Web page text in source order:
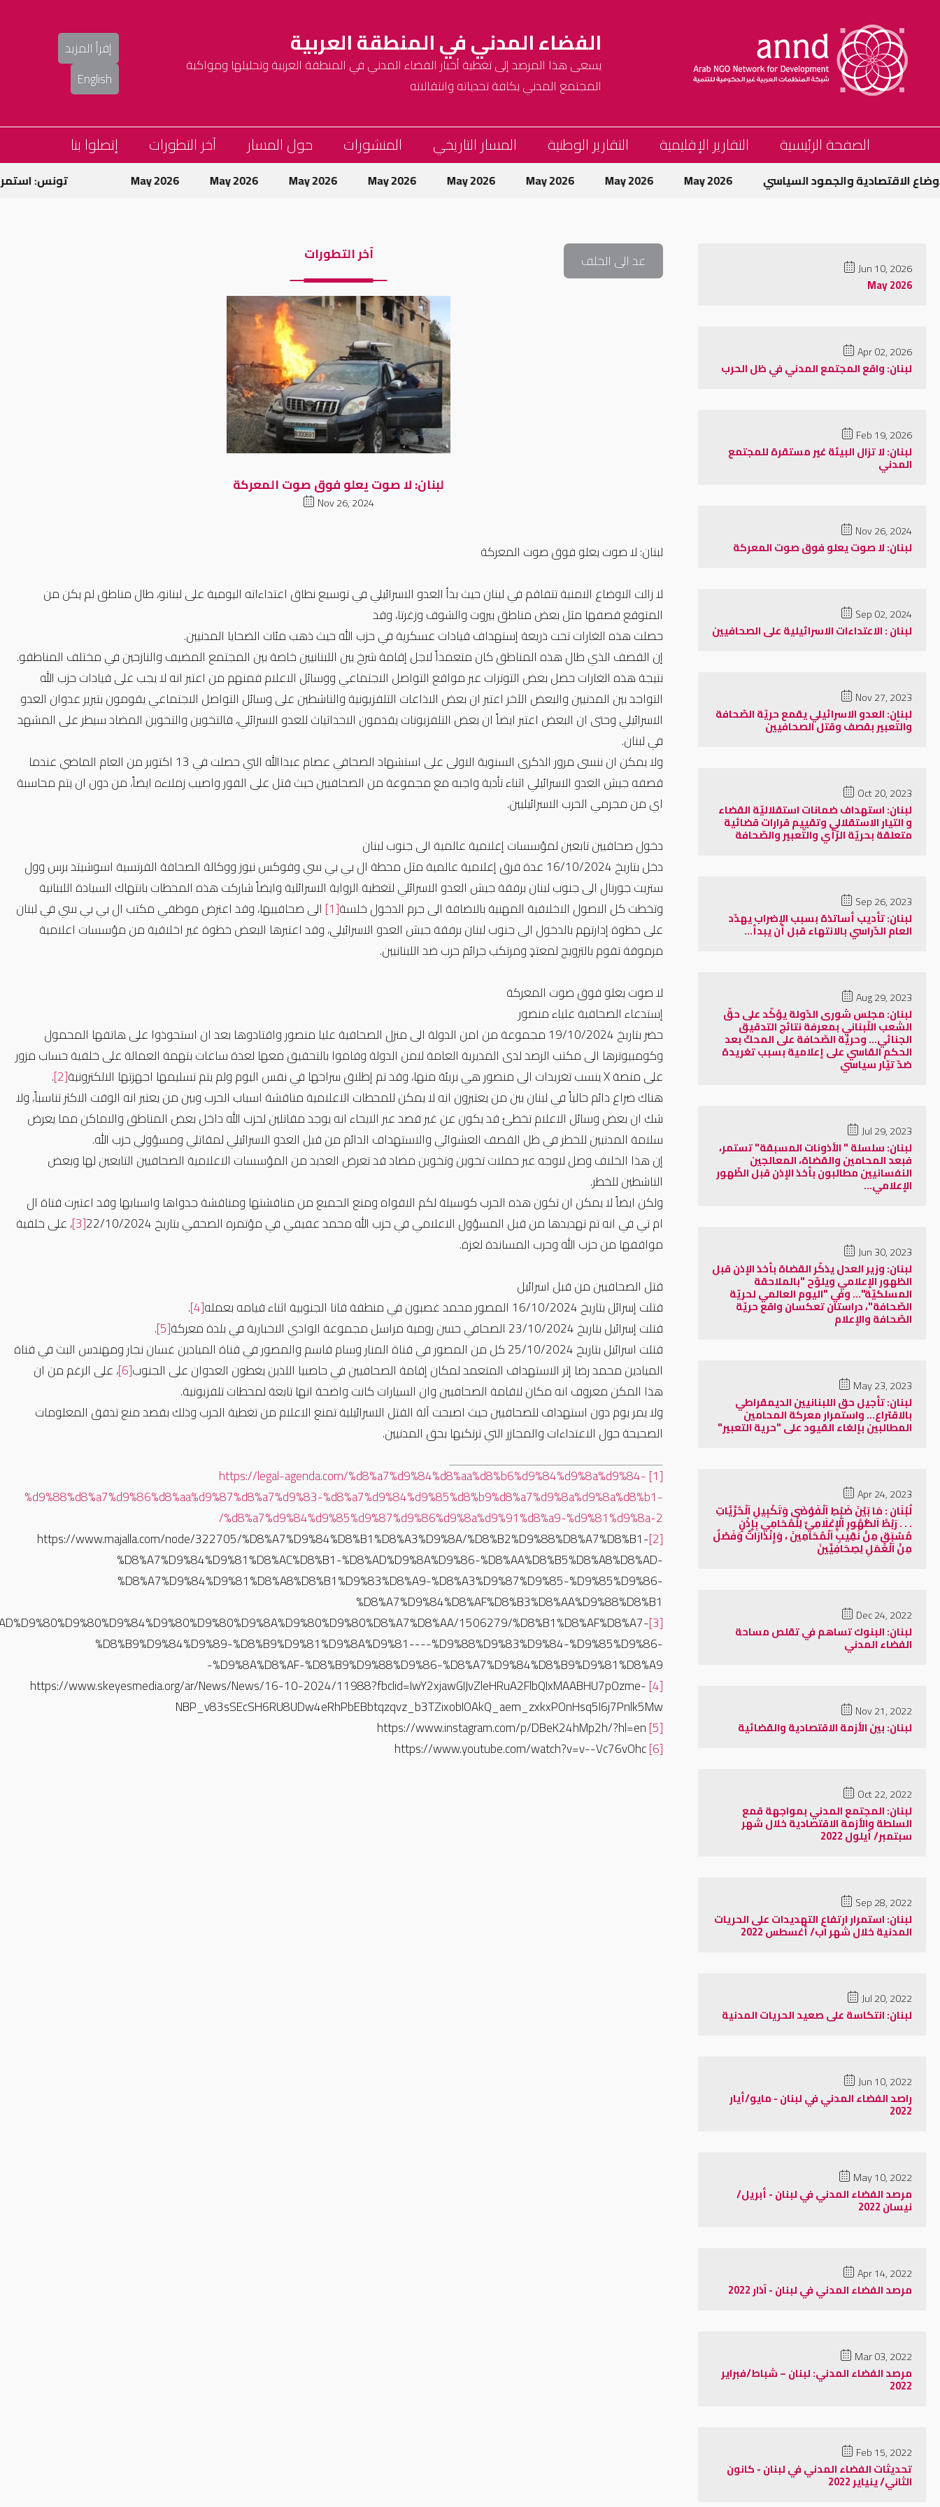
الفضاء المدني في المنطقة العربية
يسعى هذا المرصد إلى تغطية أخبار الفضاء المدني في المنطقة العربية وتحليلها ومواكبة
المجتمع المدني بكافة تحدياته وانتقالاته
إقرأ المزيد
English
الصفحة الرئيسية التقارير الإقليمية التقارير الوطنية المسار التاريخي المنشورات حول المسار آخر التطورات إتصلوا بنا
تونس: استمرار May 2026 May 2026 May 2026 May 2026 May 2026 May 2026 May 2026 May 2026 الاقتصادية والجمود السياسي
Jun 10, 2026
May 2026
Apr 02, 2026
لبنان: واقع المجتمع المدني في ظل الحرب
Feb 19, 2026
لبنان: لا تزال البيئة غير مستقرة للمجتمع
المدني
Nov 26, 2024
لبنان: لا صوت يعلو فوق صوت المعركة
Sep 02, 2024
لبنان : الاعتداءات الاسرائيلية على الصحافيين
Nov 27, 2023
لبنان: العدو الاسرائيلي يقمع حريّة الصّحافة
والتّعبير بقصف وقتل الصحافيين
Oct 20, 2023
لبنان: استهداف ضمانات استقلاليّة القضاء
و التيار الاستقلالي وتقييم قرارات قضائية
متعلقة بحريّة الرّأي والتّعبير والصّحافة
Sep 26, 2023
لبنان: تأديب أساتذة بسبب الإضراب يهدّد
العام الدّراسي بالانتهاء قبل أن يبدأ...
Aug 29, 2023
لبنان: مجلس شورى الدّولة يؤكّد على حقّ
الشعب اللّبناني بمعرفة نتائج التدقيق
الجنائي... وحريّة الصّحافة على المحكّ بعد
الحكم القاسي على إعلامية بسبب تغريدة
ضدّ تيّار سياسي
Jul 29, 2023
لبنان: سلسلة " الأذونات المسبقة" تستمر،
فبعد المحامين والقضاة، المعالجين
النفسانيين مطالبون بأخذ الإذن قبل الظّهور
الإعلامي...
Jun 30, 2023
لبنان: وزير العدل يذكّر القضاة بأخذ الإذن قبل
الظهور الإعلامي ويلوّح "بالملاحقة
المسلكيّة"... وفي "اليوم العالمي لحريّة
الصّحافة"، دراستان تعكسان واقع حريّة
الصّحافة والإعلام
May 23, 2023
لبنان: تأجيل حق اللبنانيين الديمقراطي
بالاقتراع… واستمرار معركة المحامين
المطالبين بإلغاء القيود على "حرية التعبير"
Apr 24, 2023
لُبْنَان : مَا بَيْنَ ضَبْطِ اَلْفَوْضَى وَتَكْبِيلِ اَلْحُرِّيَّاتِ
. . . رَبْطُ اَلظُّهُورِ اَلْإِعْلَامِيِّ لِلْمُحَامِي بِإِذْنٍ
مُسْبَقٍ مِنْ نَقِيبِ اَلْمُحَامِينَ ، وَإِنْذَارَاتٌ وَفَصْلٌ
مِنْ اَلْعَمَلِ لِصِحَافِيِّينَ
Dec 24, 2022
لبنان: البنوك تساهم في تقلص مساحة
الفضاء المدني
Nov 21, 2022
لبنان: بين الأزمة الاقتصادية والقضائية
Oct 22, 2022
لبنان: المجتمع المدني بمواجهة قمع
السلطة والأزمة الاقتصادية خلال شهر
سبتمبر/ أيلول 2022
Sep 28, 2022
لبنان: استمرار ارتفاع التهديدات على الحريات
المدنية خلال شهر آب/ أغسطس 2022
Jul 20, 2022
لبنان: انتكاسة على صعيد الحريات المدنية
Jun 10, 2022
راصد الفضاء المدني في لبنان - مايو/أيار
2022
May 10, 2022
مرصد الفضاء المدني في لبنان - أبريل/
نيسان 2022
Apr 14, 2022
مرصد الفضاء المدني في لبنان - آذار 2022
Mar 03, 2022
مرصد الفضاء المدني: لبنان – شباط/فبراير
2022
Feb 15, 2022
تحديثات الفضاء المدني في لبنان - كانون
الثاني/ ينياير 2022
آخر التطورات عد الى الخلف
لبنان: لا صوت يعلو فوق صوت المعركة
Nov 26, 2024
لبنان: لا صوت يعلو فوق صوت المعركة
لا زالت الاوضاع الامنية تتفاقم في لبنان حيث بدأ العدو الاسرائيلي في توسيع نطاق اعتداءاته اليومية على لبنانو، طال مناطق لم يكن من
المتوقع قصفها مثل بعض مناطق بيروت والشوف وزغرتا، وقد
حصلت هذه الغارات تحت ذريعة إستهداف قيادات عسكرية في حزب الله حيث ذهب مئات الضحايا المدنيين.
إن القصف الذي طال هذه المناطق كان متعمداً لاجل إقامة شرخ بين اللبنانيين خاصة بين المجتمع المضيف والنازحين في مختلف المناطقو.
نتيجة هذه الغارات حصل بعض التوترات عبر مواقع التواصل الاجتماعي ووسائل الاعلام فمنهم من اعتبر انه لا يجب على قيادات حزب الله
التواجد بين المدنيين والبعض الآخر اعتبر ان بعض الاذاعات التلفزيونية والناشطين على وسائل التواصل الاجتماعي يقومون بتبرير عدوان العدو
الاسرائيلي وحتى ان البعض اعتبر ايضاً ان بعض التلفزيونات يقدمون الاحداثياث للعدو الاسرائلي، فالتخوين والتخوين المضاد سيطر على المشهد
في لبنان.
ولا يمكن ان ننسى مرور الذكرى السنوية الاولى على استشهاد الصحافي عصام عبداالله التي حصلت في 13 اكتوبر من العام الماضي عندما
قصفه جيش العدو الاسرائيلي اثناء تأدية واجبه مع مجموعة من الصحافيين حيث قتل على الفور واصيب زملاءه ايضاً، من دون ان يتم محاسبة
اي من مجرمي الحرب الاسرائيليين.
دخول صحافيين تابعين لمؤسسات إعلامية عالمية الى جنوب لبنان
دخل بتاريخ 16/10/2024 عدة فرق إعلامية عالمية مثل محطة ال بي بي سي وفوكس نيوز ووكالة الصحافة الفرنسية اسوشيتد برس وول
ستريت جورنال الى جنوب لبنان برفقة جيش العدو الاسرائلي لتغطية الرواية الاسرائلية وايضاً شاركت هذه المحطات بانتهاك السيادة اللبنانية
وتخطت كل الاصول الاخلاقية المهنية بالاضافة الى جرم الدخول خلسة[1] الى صحافييها، وقد اعترض موظفي مكتب ال بي بي سي في لبنان
على خطوة إدارتهم بالدخول الى جنوب لبنان برفقة جيش العدو الاسرائيلي، وقد اعتبرها البعض خطوة غير اخلاقية من مؤسسات اعلامية
مرموقة تقوم بالترويج لمعتدٍ ومرتكب جرائم حرب ضد اللبنانيين.
لا صوت يعلو فوق صوت المعركة
إستدعاء الصحافية علياء منصور
حضر بتاريخ 19/10/2024 مجموعة من امن الدولة الى منزل الصحافية عليا منصور واقتادوها بعد ان استحوذوا على هاتفها المحمول
وكومبيوترها الى مكتب الرصد لدى المديرية العامة لامن الدولة وقاموا بالتحقيق معها لعدة ساعات بتهمة العمالة على خلفية حساب مزور
على منصةXينسب تغريدات الى منصور هي بريئة منها، وقد تم إطلاق سراحها في نفس اليوم ولم يتم تسليمها اجهزتها الالكترونية[2]
.
هناك صراع دائم حالياً في لبنان بين من يعتبرون انه لا يمكن للمحطات الاعلامية مناقشة اسباب الحرب وبين من يعتبر انه الوقت الاكثر تناسباً، ولا
شك ان بعض وسائل الاعلام تخطئ قد يكون عن غير قصد عبر الايحاء انه يوجد مقاتلين لحزب الله داخل بعض المناطق والاماكن مما يعرض
سلامة المدنيين للخطر في ظل القصف العشوائي والاستهداف الدائم من قبل العدو الاسرائيلي لمقاتلي ومسؤولي حزب الله.
إن هذا الخلاف وصل لاوجه عبر حملات تخوين وتخوين مضاد قد تعرض العديد من المؤسسات الاعلامية الصحافيين التابعين لها وبعض
الناشطين للخطر.
ولكن ايضاً لا يمكن ان تكون هذه الحرب كوسيلة لكم الافواه ومنع الجميع من مناقشتها ومناقشة جدواها واسبابها وقد اعتبرت قناة ال
ام تي في انه تم تهديدها من قبل المسؤول الاعلامي في حزب الله محمد عفيفي في مؤتمره الصحفي بتاريخ 22/10/2024
[3]، على خلفية
مواقفها من حزب الله وحرب المساندة لغزة.
قتل الصحافيين من قبل اسرائيل
قتلت إسرائل بتاريخ 16/10/2024 المصور محمد غصبون في منطقة قانا الجنوبية اثناء قيامه بعمله
[4]
.
قتلت إسرائيل بتاريخ 23/10/2024 الصحافي حسن رومية مراسل مجموعة الوادي الاخبارية في بلدة معركة
[5]
.
قتلت اسرائيل بتاريخ 25/10/2024 كل من المصور في قناة المنار وسام قاسم والمصور في قناة الميادين غسان نجار ومهندس البث في قناة
الميادين محمد رضا إثر الاستهداف المتعمد لمكان إقامة الصحافيين في حاصبيا اللذين يغطون العدوان على الجنوب[6]، على الرغم من ان
هذا المكن معروف انه مكان لاقامة الصحافيين وان السيارات كانت واضحة انها تابعة لمحطات تلفزيونية.
ولا يمر يوم دون استهداف للصحافيين حيث اصبحت آلة القتل الاسرائيلية تمنع الاعلام من تغطية الحرب وذلك بقصد منع تدفق المعلومات
الصحيحة حول الاعتداءات والمجازر التي ترتكبها بحق المدنيين.
[1]
https://legal-agenda.com/%d8%a7%d9%84%d8%aa%d8%b6%d9%84%d9%8a%d9%84-
%d9%88%d8%a7%d9%86%d8%aa%d9%87%d8%a7%d9%83-%d8%a7%d9%84%d9%85%d8%b9%d8%a7%d9%8a%d9%8a%d8%b1-
%d8%a7%d9%84%d9%85%d9%87%d9%86%d9%8a%d9%91%d8%a9-%d9%81%d9%8a-2/
[2]
https://www.majalla.com/node/322705/%D8%A7%D9%84%D8%B1%D8%A3%D9%8A/%D8%B2%D9%88%D8%A7%D8%B1-
%D8%A7%D9%84%D9%81%D8%AC%D8%B1-%D8%AD%D9%8A%D9%86-%D8%AA%D8%B5%D8%A8%D8%AD-
%D8%A7%D9%84%D9%81%D8%A8%D8%B1%D9%83%D8%A9-%D8%A3%D9%87%D9%85-%D9%85%D9%86-
%D8%A7%D9%84%D8%AF%D8%B3%D8%AA%D9%88%D8%B1
[3]
1506279/%D8%B1%D8%AF%D8%A7-
%D8%B9%D9%84%D9%89-%D8%B9%D9%81%D9%8A%D9%81----%D9%88%D9%83%D9%84-%D9%85%D9%86-
%D9%8A%D8%AF-%D8%B9%D9%88%D9%86-%D8%A7%D9%84%D8%B9%D9%81%D8%A9-
[4]
https://www.skeyesmedia.org/ar/News/News/16-10-2024/11988?fbclid=IwY2xjawGIJvZleHRuA2FlbQIxMAABHU7pOzme-
NBP_v83sSEcSH6RU8UDw4eRhPbEBbtqzqvz_b3TZixobIOAkQ_aem_zxkxPOnHsq5I6j7Pnlk5Mw
[5]
[6]